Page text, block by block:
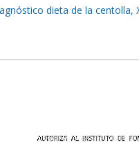
dieta de la centolla,